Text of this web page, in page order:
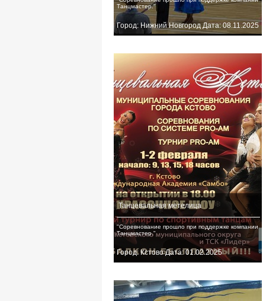
Танцмастер."
Город: Нижний Новгород Дата: 08.11.2025
Танцевальная метелица
"Соревнование прошло при поддержке компании
Танцмастер."
Город: Кстово Дата: 01.02.2025